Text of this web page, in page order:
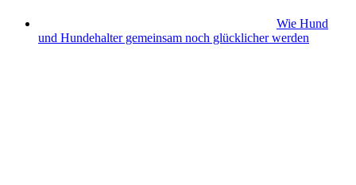
Wie Hund
und Hundehalter gemeinsam noch glücklicher werden